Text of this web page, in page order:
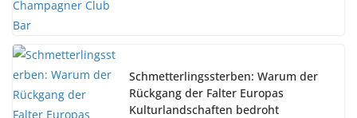
Schmetterlingssterben: Warum der
Rückgang der Falter Europas
Kulturlandschaften bedroht